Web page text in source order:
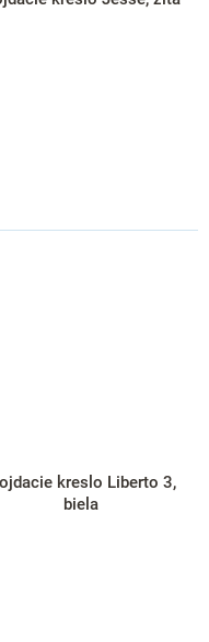
kreslo Liberto 3,
biela